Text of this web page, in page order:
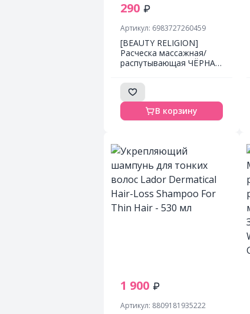
290
Артикул: 6983727260459
[BEAUTY RELIGION]
Расческа массажная/
распутывающая ЧЁРНАЯ
Brush mini black, 1 шт
В корзину
1 900
Артикул: 8809181935222